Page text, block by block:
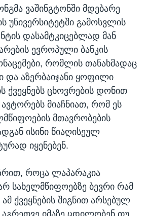
ვაშინგტონში მდებარე
უნივერსიტეტში გამოსვლის
დასამტკიცებლად მან
ევროპული ბანკის
რომლის თანახმადაც
და აზერბაიჯანი ყოფილი
ქვეყნებს ცხოვრების დონით
ავტორებს მიაჩნიათ, რომ ეს
მთავრობების
ისინი წიაღისეულ
იყენებენ.
როცა ლაპარაკია
სახელმწიფოებზე ბევრი რამ
ქვეყნების შიგნით არსებულ